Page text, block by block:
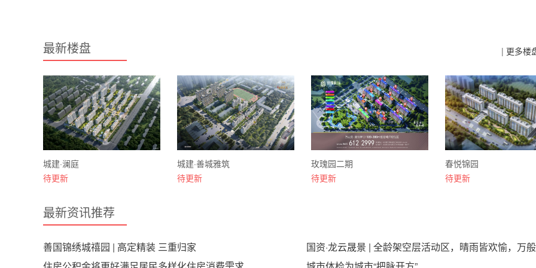
最新楼盘 | 更多楼
城建·澜庭
待更新
城建·善城雅筑
待更新
玫瑰园二期
待更新
春悦锦园
待更新
最新资讯推荐
善国锦绣城禧园 | 高定精装 三重归家
国资·龙云晟景 | 全龄架空层活动区，晴雨皆欢愉，万